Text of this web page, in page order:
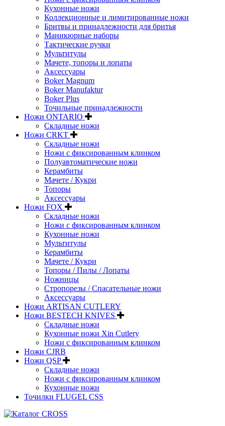
Кухонные ножи
Коллекционные и лимитированные ножи
Бритвы и принадлежности для бритья
Маникюрные наборы
Тактические ручки
Мультитулы
Мачете, топоры и лопаты
Аксессуары
Boker Magnum
Boker Manufaktur
Boker Plus
Точильные принадлежности
Ножи ONTARIO
Складные ножи
Ножи CRKT
Складные ножи
Ножи с фиксированным клинком
Полуавтоматические ножи
Керамбиты
Мачете / Кукри
Топоры
Аксессуары
Ножи FOX
Складные ножи
Ножи с фиксированным клинком
Кухонные ножи
Мультитулы
Керамбиты
Мачете / Кукри
Топоры / Пилы / Лопаты
Ножницы
Стропорезы / Спасательные ножи
Аксессуары
Ножи ARTISAN CUTLERY
Ножи BESTECH KNIVES
Складные ножи
Кухонные ножи Xin Cutlery
Ножи с фиксированным клинком
Ножи CJRB
Ножи QSP
Складные ножи
Ножи с фиксированным клинком
Кухонные ножи
Точилки FLUGEL CSS